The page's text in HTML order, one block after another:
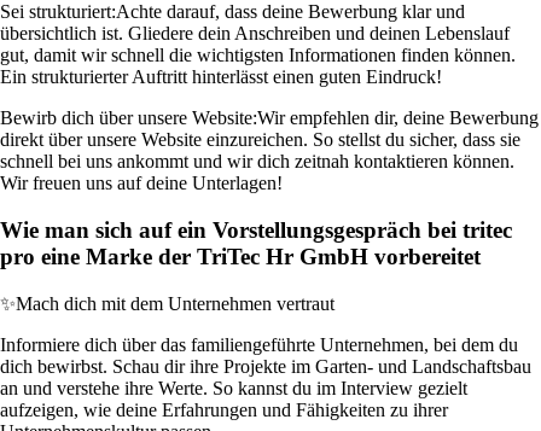
Sei strukturiert:Achte darauf, dass deine Bewerbung klar und
übersichtlich ist. Gliedere dein Anschreiben und deinen Lebenslauf
gut, damit wir schnell die wichtigsten Informationen finden können.
Ein strukturierter Auftritt hinterlässt einen guten Eindruck!
Bewirb dich über unsere Website:Wir empfehlen dir, deine Bewerbung
direkt über unsere Website einzureichen. So stellst du sicher, dass sie
schnell bei uns ankommt und wir dich zeitnah kontaktieren können.
Wir freuen uns auf deine Unterlagen!
Wie man sich auf ein Vorstellungsgespräch bei tritec
pro eine Marke der TriTec Hr GmbH vorbereitet
✨Mach dich mit dem Unternehmen vertraut
Informiere dich über das familiengeführte Unternehmen, bei dem du
dich bewirbst. Schau dir ihre Projekte im Garten- und Landschaftsbau
an und verstehe ihre Werte. So kannst du im Interview gezielt
aufzeigen, wie deine Erfahrungen und Fähigkeiten zu ihrer